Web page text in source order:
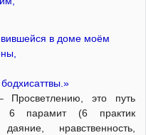
в доме моём
Просветлению, это путь
6 парамит (6 практик
нравственность,